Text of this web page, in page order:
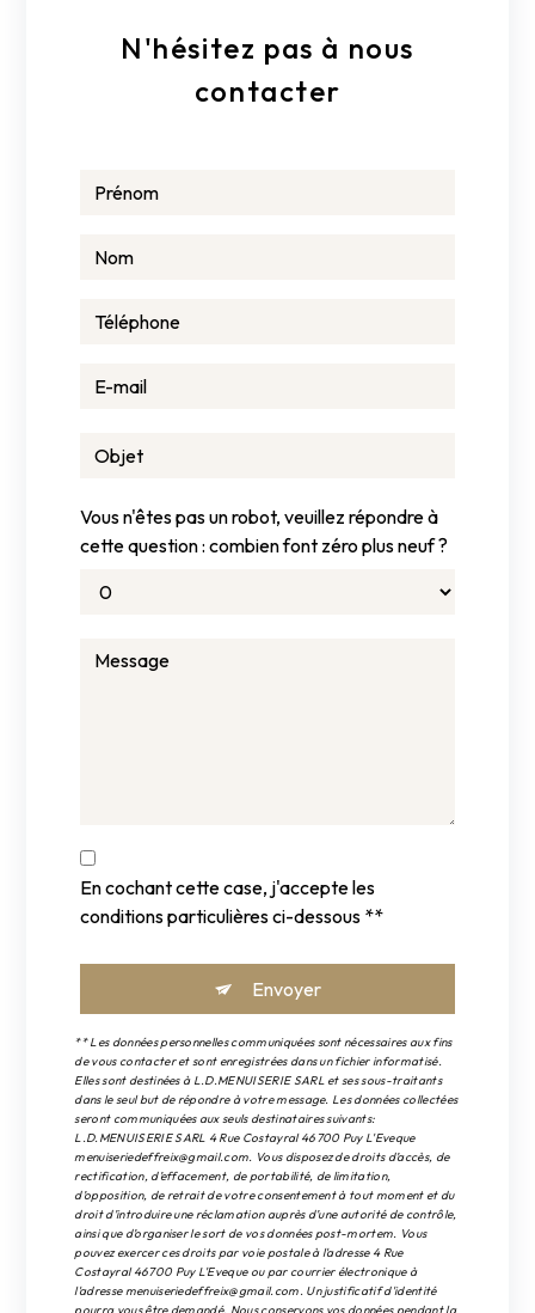
N'hésitez pas à nous
contacter
Vous n'êtes pas un robot, veuillez répondre à
cette question : combien font zéro plus neuf ?
En cochant cette case, j'accepte les
conditions particulières ci-dessous **
Envoyer
** Les données personnelles communiquées sont nécessaires aux fins
de vous contacter et sont enregistrées dans un fichier informatisé.
Elles sont destinées à L.D.MENUISERIE SARL et ses sous-traitants
dans le seul but de répondre à votre message. Les données collectées
seront communiquées aux seuls destinataires suivants:
L.D.MENUISERIE SARL 4 Rue Costayral 46700 Puy L'Eveque
menuiseriedeffreix@gmail.com. Vous disposez de droits d’accès, de
rectification, d’effacement, de portabilité, de limitation,
d’opposition, de retrait de votre consentement à tout moment et du
droit d’introduire une réclamation auprès d’une autorité de contrôle,
ainsi que d’organiser le sort de vos données post-mortem. Vous
pouvez exercer ces droits par voie postale à l'adresse 4 Rue
Costayral 46700 Puy L'Eveque ou par courrier électronique à
l'adresse menuiseriedeffreix@gmail.com. Un justificatif d'identité